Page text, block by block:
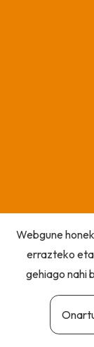
Webgune
errazteko
gehiago nahi